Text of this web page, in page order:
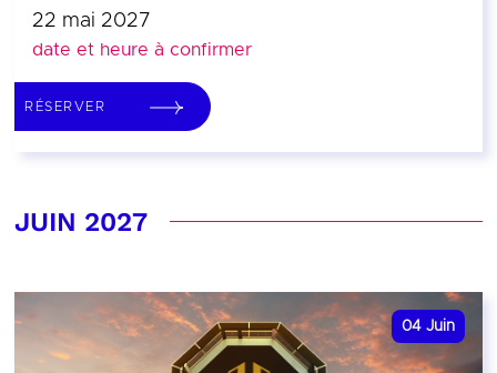
22 mai 2027
date et heure à confirmer
RÉSERVER
JUIN 2027
04 Juin